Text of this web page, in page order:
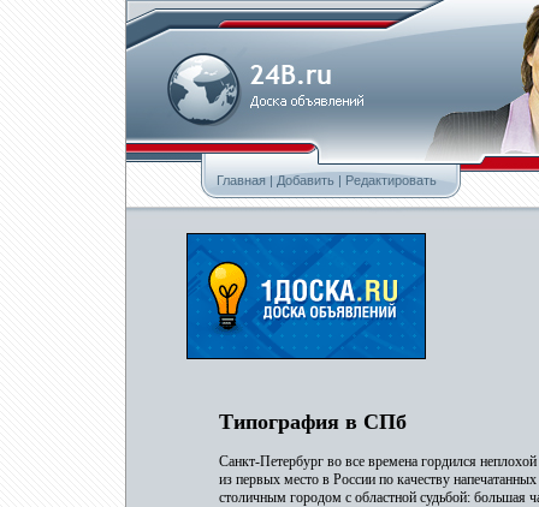
Главная|Добавить | Редактировать
Типография в СПб
Санкт-Петербург во все времена гордился
из первых место в России по качеству
столичным городом с областной судьбой: большая